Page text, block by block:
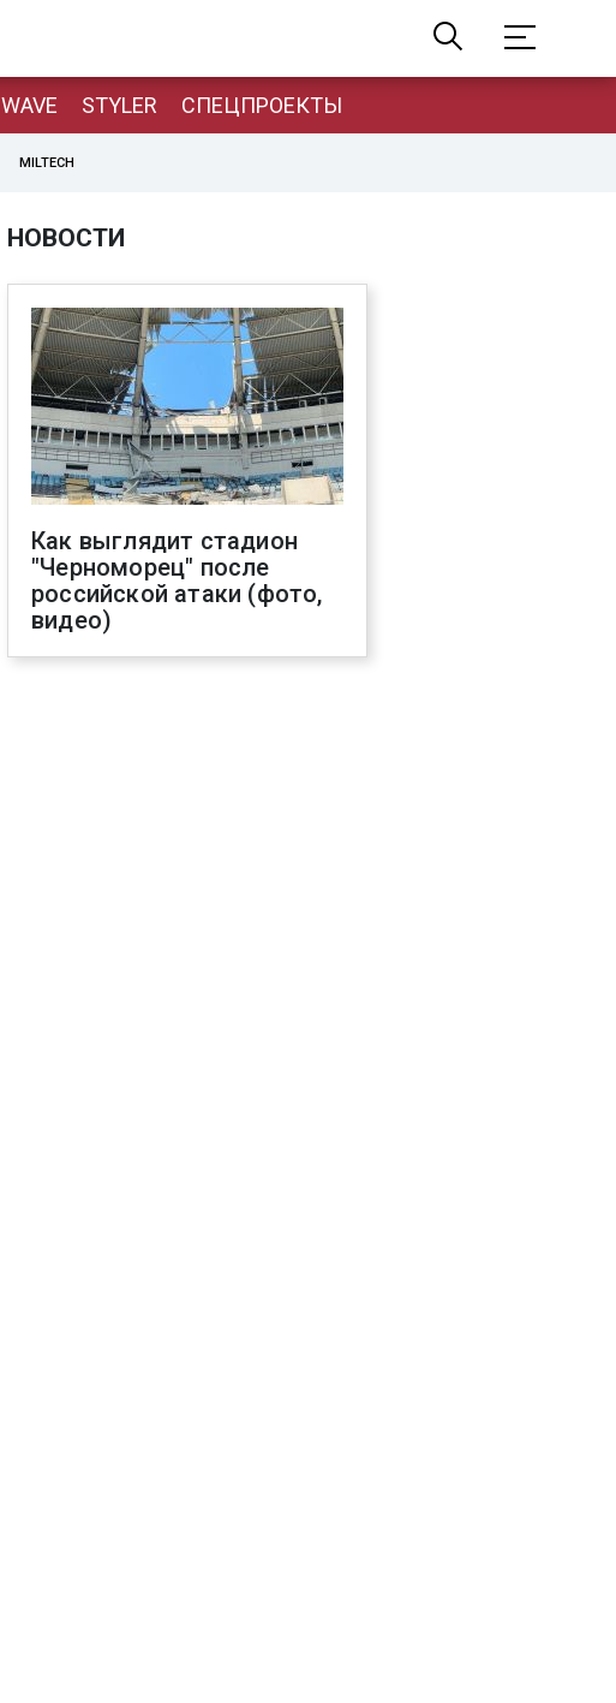
WAVE STYLER СПЕЦПРОЕКТЫ
MILTECH
НОВОСТИ
Как выглядит стадион
"Черноморец" после
российской атаки (фото,
видео)